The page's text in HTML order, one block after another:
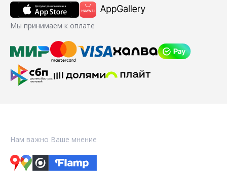
Мы принимаем к оплате
Нам важно Ваше мнение